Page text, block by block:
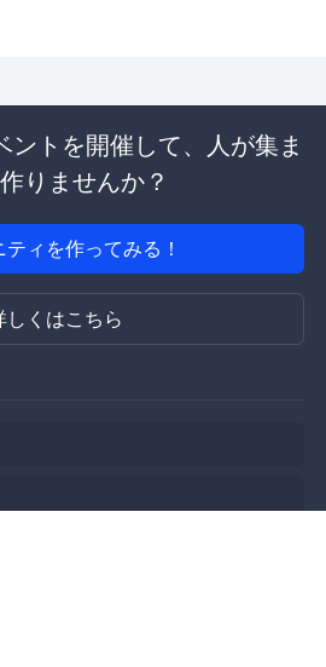
トを開催して、人が集ま
りませんか？
ティを作ってみる！
しくはこちら